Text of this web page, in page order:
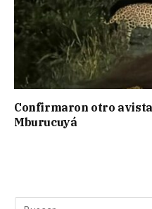
Confirmaron otro
Mburucuyá